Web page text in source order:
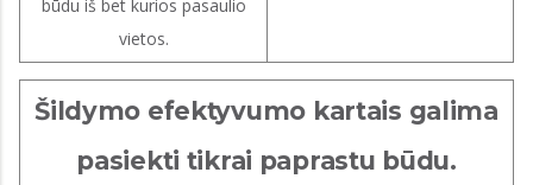
būdu iš bet kurios pasaulio
vietos.
Šildymo efektyvumo kartais galima
pasiekti tikrai paprastu būdu.